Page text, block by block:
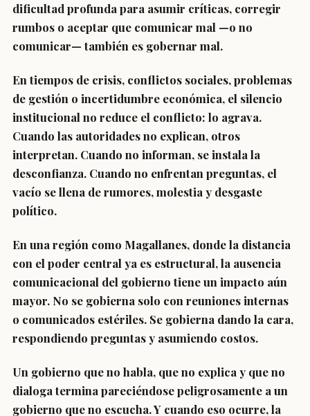
dificultad profunda para asumir críticas, corregir
rumbos o aceptar que comunicar mal —o no
comunicar— también es gobernar mal.
En tiempos de crisis, conflictos sociales, problemas
de gestión o incertidumbre económica, el silencio
institucional no reduce el conflicto: lo agrava.
Cuando las autoridades no explican, otros
interpretan. Cuando no informan, se instala la
desconfianza. Cuando no enfrentan preguntas, el
vacío se llena de rumores, molestia y desgaste
político.
En una región como Magallanes, donde la distancia
con el poder central ya es estructural, la ausencia
comunicacional del gobierno tiene un impacto aún
mayor. No se gobierna solo con reuniones internas
o comunicados estériles. Se gobierna dando la cara,
respondiendo preguntas y asumiendo costos.
Un gobierno que no habla, que no explica y que no
dialoga termina pareciéndose peligrosamente a un
gobierno que no escucha. Y cuando eso ocurre, la